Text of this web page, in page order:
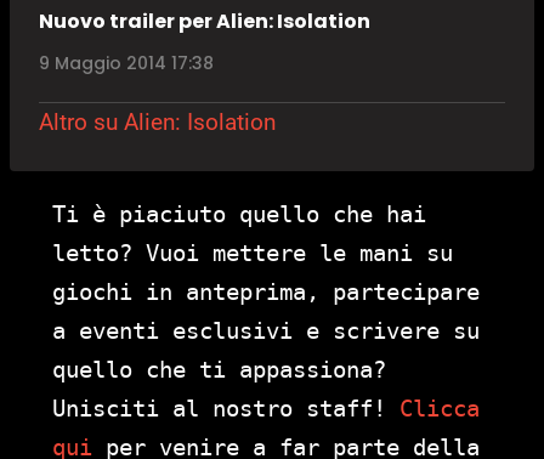
Nuovo trailer per Alien: Isolation
9 Maggio 2014 17:38
Altro su Alien: Isolation
Ti è piaciuto quello che hai
letto? Vuoi mettere le mani su
giochi in anteprima, partecipare
a eventi esclusivi e scrivere su
quello che ti appassiona?
Unisciti al nostro staff! Clicca
qui per venire a far parte della